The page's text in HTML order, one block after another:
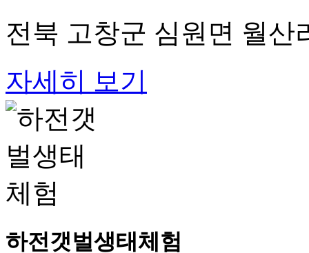
전북 고창군 심원면 월산
자세히 보기
하전갯벌생태체험